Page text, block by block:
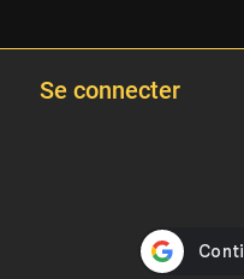
Se connecter